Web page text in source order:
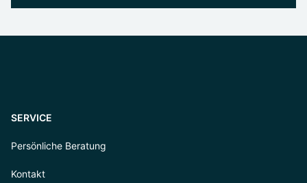
SERVICE
Persönliche Beratung
Kontakt